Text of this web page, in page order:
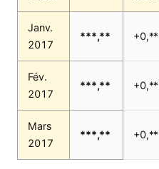
Janv.
2017
***,** +0,**
Fév.
2017
***,** +0,**
Mars
2017
***,** +0,**